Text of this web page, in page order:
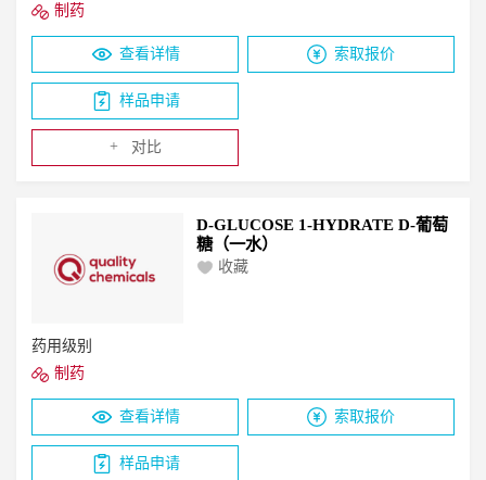
制药
查看详情 索取报价
样品申请
+ 对比
D-GLUCOSE 1-HYDRATE D-葡萄
糖（一水）
收藏
药用级别
制药
查看详情 索取报价
样品申请